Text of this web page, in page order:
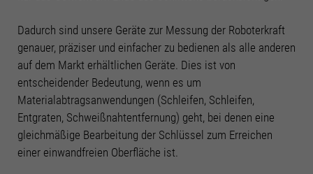
Dadurch sind unsere Geräte zur Messung der Roboterkraft
genauer, präziser und einfacher zu bedienen als alle anderen
auf dem Markt erhältlichen Geräte. Dies ist von
entscheidender Bedeutung, wenn es um
Materialabtragsanwendungen (Schleifen, Schleifen,
Entgraten, Schweißnahtentfernung) geht, bei denen eine
gleichmäßige Bearbeitung der Schlüssel zum Erreichen
einer einwandfreien Oberfläche ist.
Alle akzeptieren Speichern
Datenschutzeinstellungen
Essenziell (2)
Essenzielle Cookies ermöglichen grundlegende Funktionen und sind für die
einwandfreie Funktion der Website erforderlich.
Cookie-Informationen anzeigen